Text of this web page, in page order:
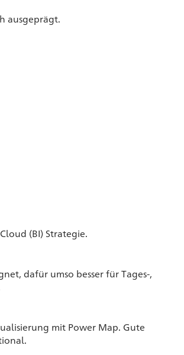
ausgeprägt.
(BI) Strategie.
dafür umso besser für Tages-,
mit Power Map. Gute